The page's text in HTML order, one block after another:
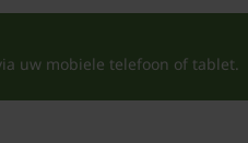
uw mobiele telefoon of tablet.